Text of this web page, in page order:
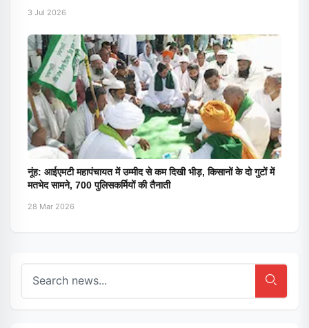
3 Jul 2026
नूंह: आईएमटी महापंचायत में उम्मीद से कम दिखी भीड़, किसानों के दो गुटों में
मतभेद सामने, 700 पुलिसकर्मियों की तैनाती
28 Mar 2026